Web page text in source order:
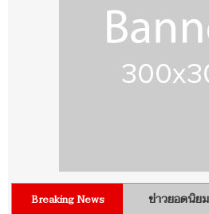
Breaking News ข่าวยอดนิยม